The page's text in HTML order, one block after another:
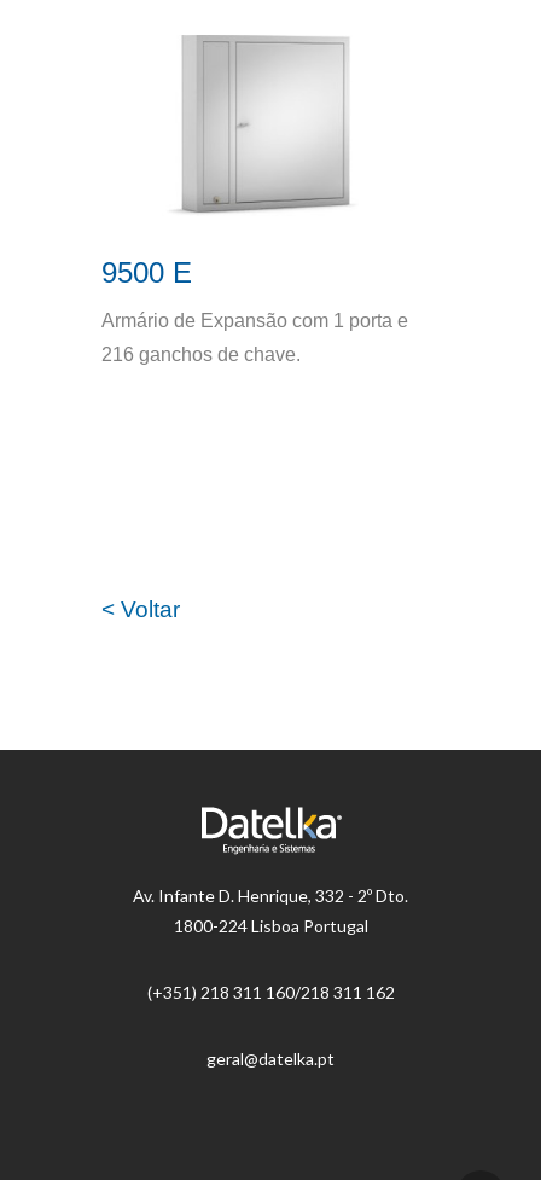
9500 E
Armário de Expansão com 1 porta e
216 ganchos de chave.
< Voltar
Av. Infante D. Henrique, 332 - 2º Dto.
1800-224 Lisboa Portugal
(+351) 218 ​​311 160/218 311 162
geral@datelka.pt